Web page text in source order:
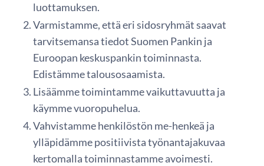
luottamuksen.
Varmistamme, että eri sidosryhmät saavat
tarvitsemansa tiedot Suomen Pankin ja
Euroopan keskuspankin toiminnasta.
Edistämme talousosaamista.
Lisäämme toimintamme vaikuttavuutta ja
käymme vuoropuhelua.
Vahvistamme henkilöstön me-henkeä ja
ylläpidämme positiivista työnantajakuvaa
kertomalla toiminnastamme avoimesti.